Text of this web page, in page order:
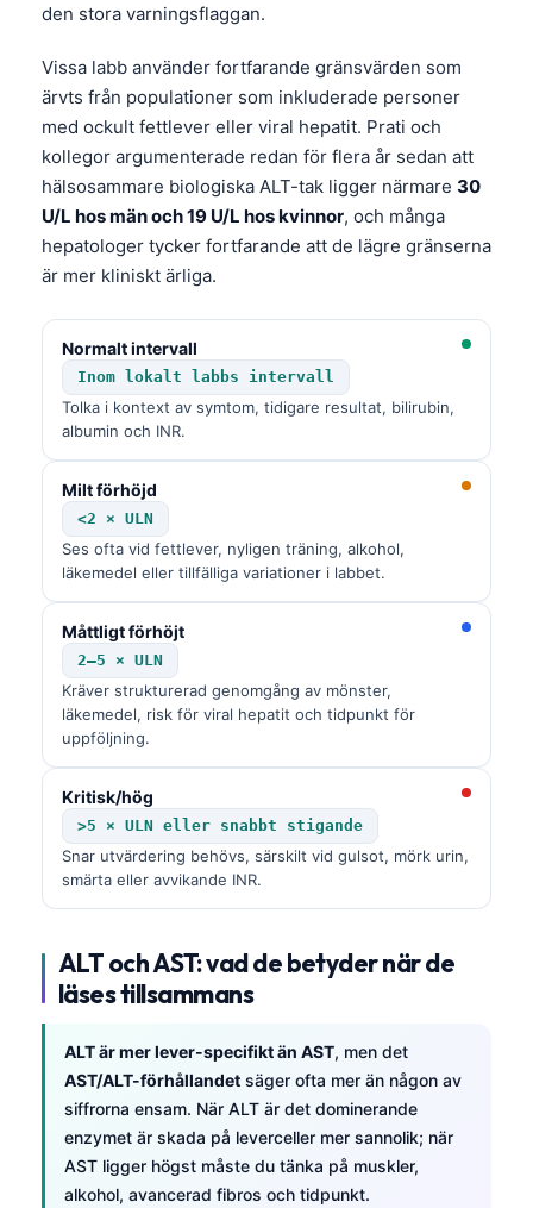
den stora varningsflaggan.
Vissa labb använder fortfarande gränsvärden som
ärvts från populationer som inkluderade personer
med ockult fettlever eller viral hepatit. Prati och
kollegor argumenterade redan för flera år sedan att
hälsosammare biologiska ALT-tak ligger närmare 30
U/L hos män och 19 U/L hos kvinnor, och många
hepatologer tycker fortfarande att de lägre gränserna
är mer kliniskt ärliga.
Normalt intervall
Inom lokalt labbs intervall
Tolka i kontext av symtom, tidigare resultat, bilirubin,
albumin och INR.
Milt förhöjd
<2 × ULN
Ses ofta vid fettlever, nyligen träning, alkohol,
läkemedel eller tillfälliga variationer i labbet.
Måttligt förhöjt
2–5 × ULN
Kräver strukturerad genomgång av mönster,
läkemedel, risk för viral hepatit och tidpunkt för
uppföljning.
Kritisk/hög
>5 × ULN eller snabbt stigande
Snar utvärdering behövs, särskilt vid gulsot, mörk urin,
smärta eller avvikande INR.
ALT och AST: vad de betyder när de
läses tillsammans
ALT är mer lever-specifikt än AST, men det
AST/ALT-förhållandet säger ofta mer än någon av
siffrorna ensam. När ALT är det dominerande
enzymet är skada på leverceller mer sannolik; när
AST ligger högst måste du tänka på muskler,
alkohol, avancerad fibros och tidpunkt.